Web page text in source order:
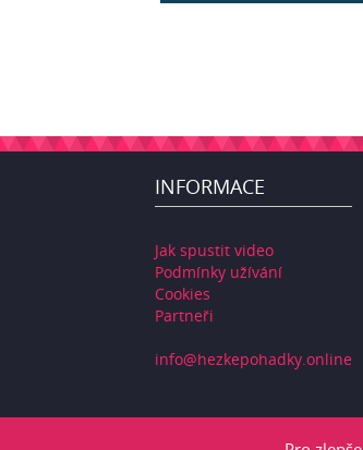
INFORMACE
Jak spustit video
Podmínky užívání
Cookies
Partneři
info@hezkepohadky.online